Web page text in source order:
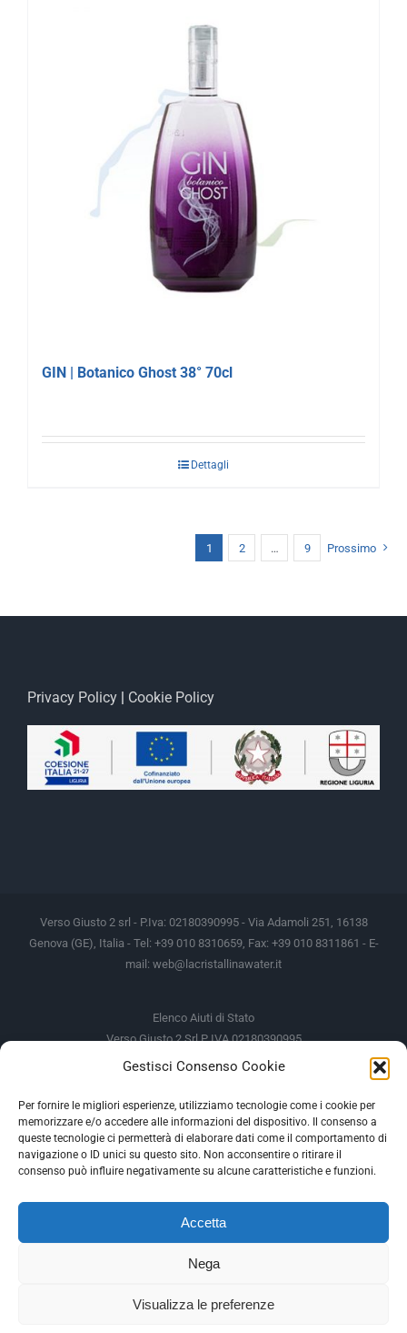
Gestisci Consenso Cookie
Per fornire le migliori esperienze, utilizziamo tecnologie come i cookie per
memorizzare e/o accedere alle informazioni del dispositivo. Il consenso a
queste tecnologie ci permetterà di elaborare dati come il comportamento di
navigazione o ID unici su questo sito. Non acconsentire o ritirare il
consenso può influire negativamente su alcune caratteristiche e funzioni.
Accetta
Nega
Visualizza le preferenze
GIN | Botanico Ghost 38° 70cl
Dettagli
1 2 … 9 Prossimo
Privacy Policy Cookie Policy
Verso Giusto 2 srl - P.Iva: 02180390995 - Via Adamoli 251, 16138
Genova (GE), Italia - Tel: +39 010 8310659, Fax: +39 010 8311861 - E-
mail: web@lacristallinawater.it
Elenco Aiuti di Stato
Verso Giusto 2 Srl P IVA 02180390995
Soggetto Erogante
Somma Incassata
Agenzia delle Entrate
49.338,00 €
Agenzia delle Entrate
49.338,00 €
M.I.S.E
935,34 €
Gli altri aiuti di Stato sono consultabili sul REGISTRO NAZIONALE
--